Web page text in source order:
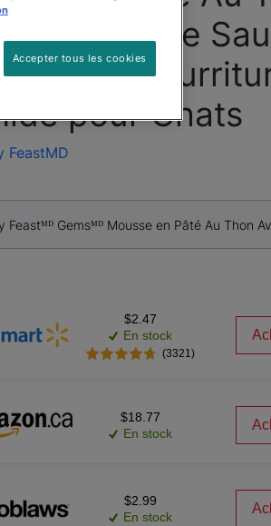
Un Halo De
pour Chats
FeastMD
Feastᴹᴰ Gemsᴹᴰ Mousse en Pâté Au Thon
$2.47
En stock
(3321)
$18.77
En stock
$2.99
En stock
Accepter tous les cookies